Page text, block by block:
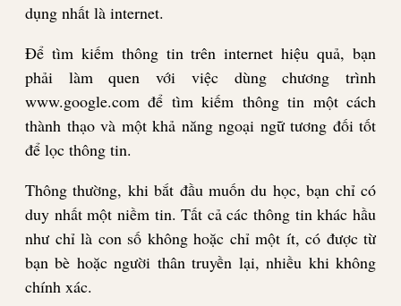
dụng nhất là internet.
Để tìm kiếm thông tin trên internet hiệu quả, bạn
phải làm quen với việc dùng chương trình
www.google.com để tìm kiếm thông tin một cách
thành thạo và một khả năng ngoại ngữ tương đối tốt
để lọc thông tin.
Thông thường, khi bắt đầu muốn du học, bạn chỉ có
duy nhất một niềm tin. Tất cả các thông tin khác hầu
như chỉ là con số không hoặc chỉ một ít, có được từ
bạn bè hoặc người thân truyền lại, nhiều khi không
chính xác.